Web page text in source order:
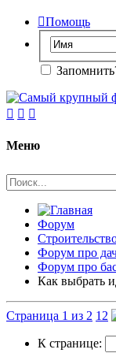
Помощь
  
Меню
Форум
Форум про
Форум про
Как выбрать
Страница 1 из 2 1 2
К странице: